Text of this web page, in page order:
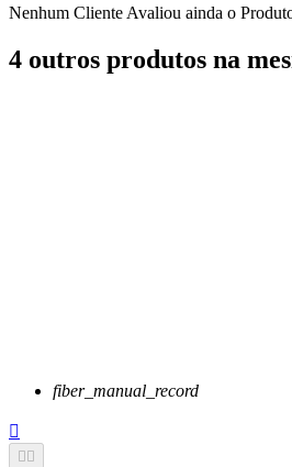
Nenhum Cliente Avaliou ainda o
4 outros produtos na
fiber_manual_record

 